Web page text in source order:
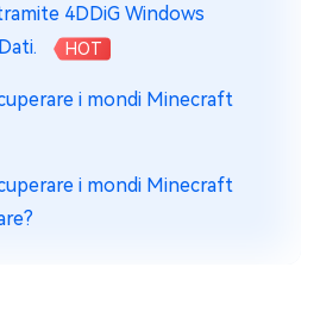
4DDiG Windows
HOT
i mondi Minecraft
i mondi Minecraft